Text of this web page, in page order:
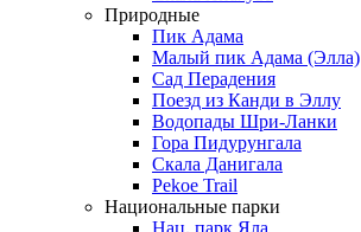
Природные
Пик Адама
Малый пик Адама (Элла)
Сад Перадения
Поезд из Канди в Эллу
Водопады Шри-Ланки
Гора Пидурунгала
Скала Данигала
Pekoe Trail
Национальные парки
Нац. парк Яла